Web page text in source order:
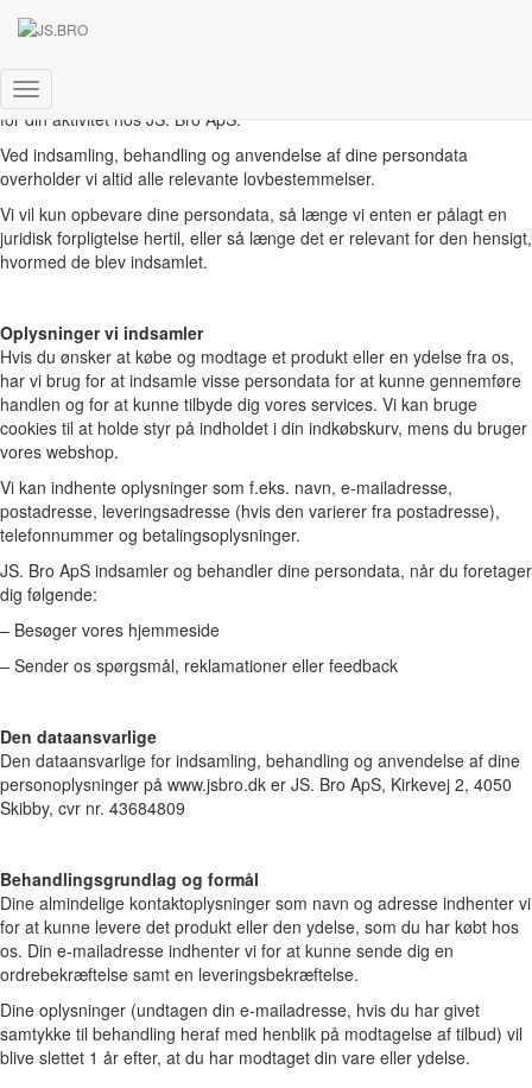
Skift
navigation
Privatlivspolitik
Vi indhenter kun persondata i de tilfælde, hvor dette skulle være
relevant for os, og vi vil kun indhente persondata, hvis det er relevant
for din aktivitet hos JS. Bro ApS.
Ved indsamling, behandling og anvendelse af dine persondata
overholder vi altid alle relevante lovbestemmelser.
Vi vil kun opbevare dine persondata, så længe vi enten er pålagt en
juridisk forpligtelse hertil, eller så længe det er relevant for den hensigt,
hvormed de blev indsamlet.
Oplysninger vi indsamler
Hvis du ønsker at købe og modtage et produkt eller en ydelse fra os,
har vi brug for at indsamle visse persondata for at kunne gennemføre
handlen og for at kunne tilbyde dig vores services. Vi kan bruge
cookies til at holde styr på indholdet i din indkøbskurv, mens du bruger
vores webshop.
Vi kan indhente oplysninger som f.eks. navn, e-mailadresse,
postadresse, leveringsadresse (hvis den varierer fra postadresse),
telefonnummer og betalingsoplysninger.
JS. Bro ApS indsamler og behandler dine persondata, når du foretager
dig følgende:
– Besøger vores hjemmeside
– Sender os spørgsmål, reklamationer eller feedback
Den dataansvarlige
Den dataansvarlige for indsamling, behandling og anvendelse af dine
personoplysninger på www.jsbro.dk er JS. Bro ApS, Kirkevej 2, 4050
Skibby, cvr nr. 43684809
Behandlingsgrundlag og formål
Dine almindelige kontaktoplysninger som navn og adresse indhenter vi
for at kunne levere det produkt eller den ydelse, som du har købt hos
os. Din e-mailadresse indhenter vi for at kunne sende dig en
ordrebekræftelse samt en leveringsbekræftelse.
Dine oplysninger (undtagen din e-mailadresse, hvis du har givet
samtykke til behandling heraf med henblik på modtagelse af tilbud) vil
blive slettet 1 år efter, at du har modtaget din vare eller ydelse.